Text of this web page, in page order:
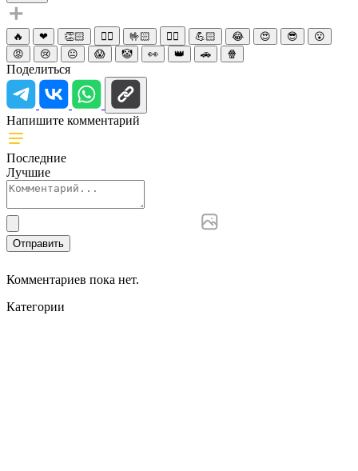
🔥 ❤ 👏🏻 ☝🏻 🤟🏻 ✌🏻 💪🏻 😂 😍 😎
😮
😡
😢 😐 😱 🤡 👀 👑 🚗 🍿
Поделиться
Напишите комментарий
Последние
Лучшие
Отправить
Комментариев пока нет.
Категории